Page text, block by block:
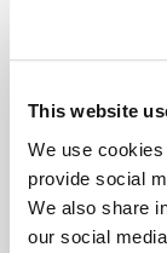
This website
We use
provide social
We also share
our social